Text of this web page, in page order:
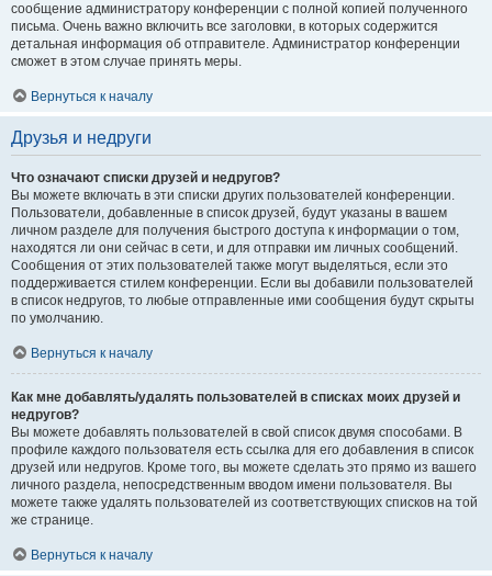
сообщение администратору конференции с полной копией полученного
письма. Очень важно включить все заголовки, в которых содержится
детальная информация об отправителе. Администратор конференции
сможет в этом случае принять меры.
Вернуться к началу
Друзья и недруги
Что означают списки друзей и недругов?
Вы можете включать в эти списки других пользователей конференции.
Пользователи, добавленные в список друзей, будут указаны в вашем
личном разделе для получения быстрого доступа к информации о том,
находятся ли они сейчас в сети, и для отправки им личных сообщений.
Сообщения от этих пользователей также могут выделяться, если это
поддерживается стилем конференции. Если вы добавили пользователей
в список недругов, то любые отправленные ими сообщения будут скрыты
по умолчанию.
Вернуться к началу
Как мне добавлять/удалять пользователей в списках моих друзей и
недругов?
Вы можете добавлять пользователей в свой список двумя способами. В
профиле каждого пользователя есть ссылка для его добавления в список
друзей или недругов. Кроме того, вы можете сделать это прямо из вашего
личного раздела, непосредственным вводом имени пользователя. Вы
можете также удалять пользователей из соответствующих списков на той
же странице.
Вернуться к началу